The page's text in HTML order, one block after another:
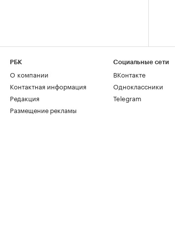
РБК
О компании
Контактная информация
Редакция
Размещение рекламы
Социальные сети
ВКонтакте
Одноклассники
Telegram